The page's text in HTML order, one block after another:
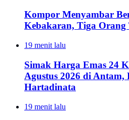
Kompor Menyambar
Kebakaran, Tiga Orang
19 menit lalu
Simak Harga Emas 24
Agustus 2026 di Antam,
Hartadinata
19 menit lalu